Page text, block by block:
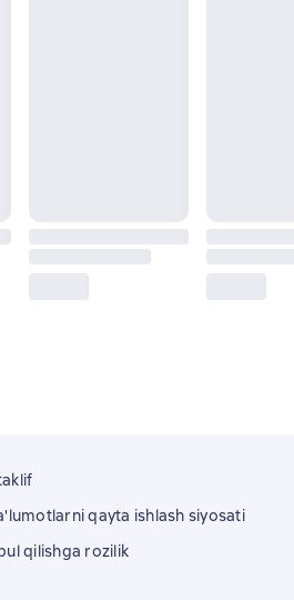
qayta ishlash siyosati
qilishga rozilik